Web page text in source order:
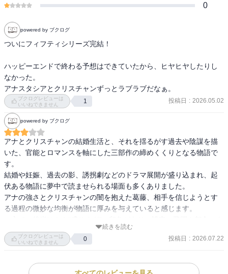
0
powered by ブクログ
ついにフィフティシリーズ完結！
ハッピーエンドで終わる予想はできていたから、ヒヤヒヤしたりし
なかった。
アナスタシアとクリスチャンずっとラブラブだなぁ。
ブクログレビューは
いいねできません
1 投稿日 : 2026.05.02
powered by ブクログ
アナとクリスチャンの結婚生活と、それを揺るがす過去や陰謀を描
いた、官能とロマンスを軸にした三部作の締めくくりとなる物語で
す。
結婚や妊娠、過去の影、誘拐劇などのドラマ展開が盛り込まれ、起
伏ある物語に夢中で読ませられる場面も多くありました。
アナの強さとクリスチャンの闇を抱えた葛藤、相手を信じようとす
る過程の微妙な均衡が物語に厚みを与えていると感じます。
さが気になるところもありました。
ミステリーやサスペンスよりロマンス重視の構成なので、緊張感を
めくくるにふさわしい、甘く切ない余韻を残す一冊でした。
続きを読む
ブクログレビューは
いいねできません
0 投稿日 : 2026.07.22